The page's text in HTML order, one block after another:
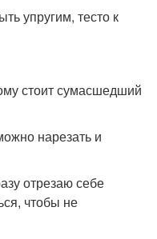
упругим, тесто к
стоит сумасшедший
нарезать и
отрезаю себе
чтобы не